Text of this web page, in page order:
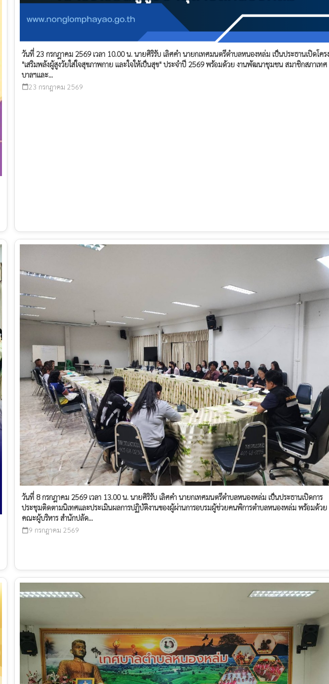
วันที่ 23 กรกฎาคม 2569 เวลา 10.00 น. นายศิริรับ เลิศคำ นายกเทศมนตรีตำบลหนองหล่ม เป็นประธานเปิดโคร
"เสริมพลังผู้สูงวัยใส่ใจสุขภาพกาย และใจให้เป็นสุข" ประจำปี 2569 พร้อมด้วย งานพัฒนาชุมชน สมาชิกสภาเทศ
บาลฯและ...
calendar_today23 กรกฎาคม 2569
วันที่ 8 กรกฎาคม 2569 เวลา 13.00 น. นายศิริรับ เลิศคำ นายกเทศมนตรีตำบลหนองหล่ม เป็นประธานเปิดการ
ประชุมติดตามนิเทศและประเมินผลการปฏิบัติงานของผู้ผ่านการอบรมผู้ช่วยคนพิการตำบลหนองหล่ม พร้อมด้วย
คณะผู้บริหาร สำนักปลัด...
calendar_today 9 กรกฎาคม 2569